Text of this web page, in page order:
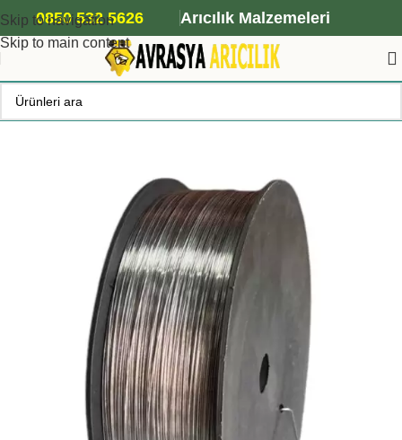
Skip to navigation
Skip to main content
ANA ARI SİPARİŞİ İÇİN TIKLAYIN
0850 532 5626 Arıcılık Malzemeleri